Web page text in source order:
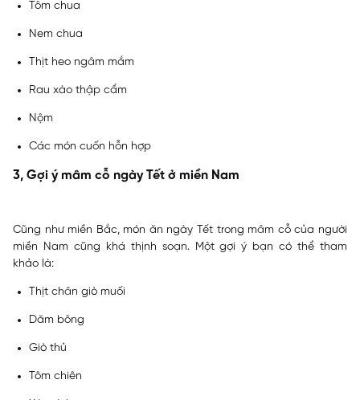
Tôm chua
Nem chua
Thịt heo ngâm mắm
Rau xào thập cẩm
Nộm
Các món cuốn hỗn hợp
3, Gợi ý mâm cỗ ngày Tết ở miền Nam
Cũng như miền Bắc, món ăn ngày Tết trong mâm cỗ của người
miền Nam cũng khá thịnh soạn. Một gợi ý bạn có thể tham
khảo là:
Thịt chân giò muối
Dăm bông
Giò thủ
Tôm chiên